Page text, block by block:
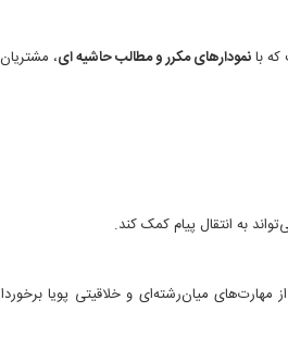
بانمودارهای مکرر و مطالب حاشیه­ ای،
میان‌رشته‌ای و خلاقیتی پویا